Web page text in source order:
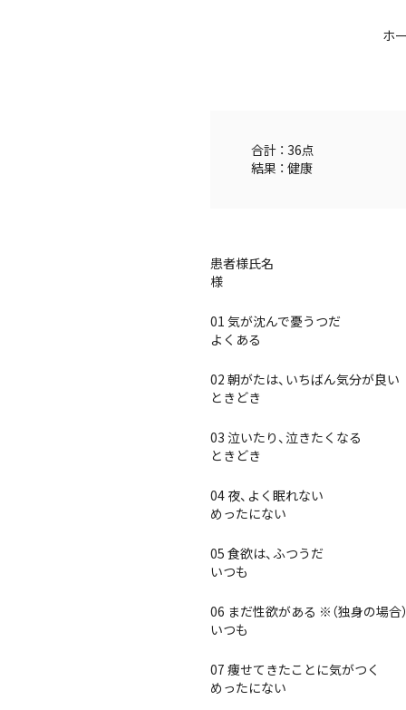
ホ
合計 ： 36点
結果 ： 健康
患者様氏名
様
01 気が沈んで憂うつだ
よくある
02 朝がたは、いちばん気分が良い
ときどき
03 泣いたり、泣きたくなる
ときどき
04 夜、よく眠れない
めったにない
05 食欲は、ふつうだ
いつも
06 まだ性欲がある ※（独身の場合
いつも
07 痩せてきたことに気がつく
めったにない